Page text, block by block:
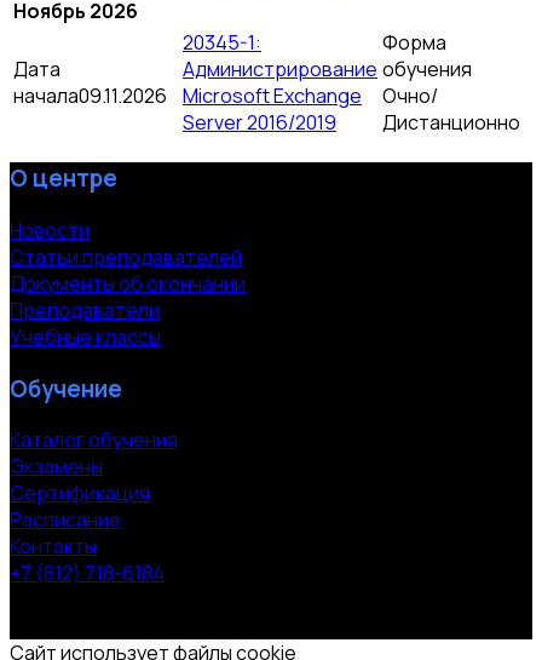
Ноябрь 2026
Дата
начала09.11.2026
20345-1:
Администрирование
Microsoft Exchange
Server 2016/2019
Форма
обучения
Очно/
Дистанционно
О центре
Новости
Статьи преподавателей
Документы об окончании
Преподаватели
Учебные классы
Обучение
Каталог обучения
Экзамены
Сертификация
Расписание
Контакты
+7 (812) 718-6184
Сайт использует файлы cookie